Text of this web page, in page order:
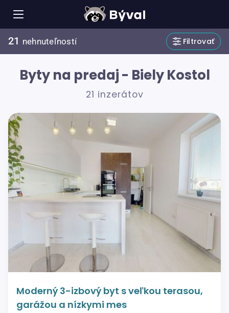
21 nehnuteľností Filtrovať
Byty na predaj - Biely Kostol
21 inzerátov
Moderný 3-izbový byt s veľkou terasou,
garážou a nízkymi mes